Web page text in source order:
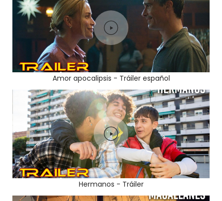
Amor apocalipsis - Tráiler español
Hermanos - Tráiler